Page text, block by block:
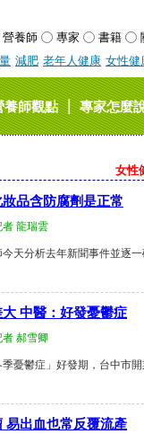
營養師 專家 書籍
減肥 老年人健康 女性健
養師觀點｜專家怎麼
女性
品含防腐劑是正常
龍瑞雲
今天分析去年新聞事件並逐
中醫：好發憂鬱症
郝雪卿
憂鬱症」好發期，台中市
易出血也常反覆流產